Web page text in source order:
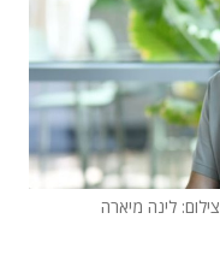
צילום: לינה מיארה